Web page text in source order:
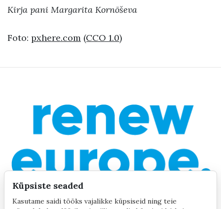
Kirja pani Margarita Kornõševa
Foto: pxhere.com (CCO 1.0)
Küpsiste seaded
Kasutame saidi tööks vajalikke küpsiseid ning teie